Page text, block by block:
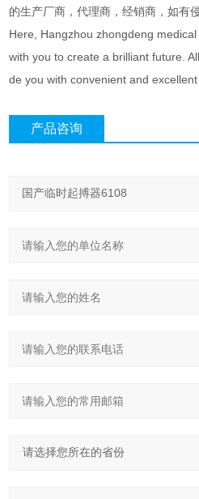
的生产厂商，代理商，经销商，如有
Here, Hangzhou zhongdeng
with you to create a brilliant future.
de you with convenient and
产品咨询